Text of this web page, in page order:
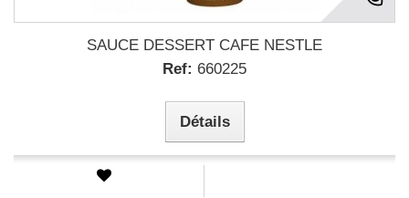
SAUCE DESSERT CAFE NESTLE
Ref: 660225
Détails